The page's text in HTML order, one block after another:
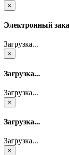
×
Электронный
Загрузка...
×
Загрузка...
Загрузка...
×
Загрузка...
Загрузка...
×